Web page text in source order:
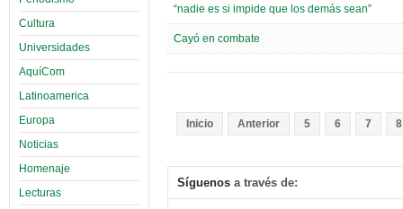
Cultura
Universidades
AquíCom
Latinoamerica
Europa
Noticias
Homenaje
Lecturas
“nadie es si impide que los demás sean”
Cayó en combate
Inicio Anterior 5 6 7 8
Síguenos a través de: